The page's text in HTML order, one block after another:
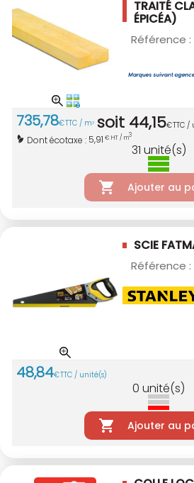
TRAITÉ
ÉPICÉA)
Référence :
735,78€TTC / m3 soit 44,15€TTC /
Dont écotaxe : 5,91 € HT / m3
31 unité(s)
Ajouter au
SCIE
Référence :
48,84€TTC / unité(s)
0 unité(s)
Ajouter au